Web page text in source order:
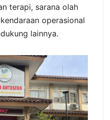
terapi, sarana olah
operasional
lainnya.